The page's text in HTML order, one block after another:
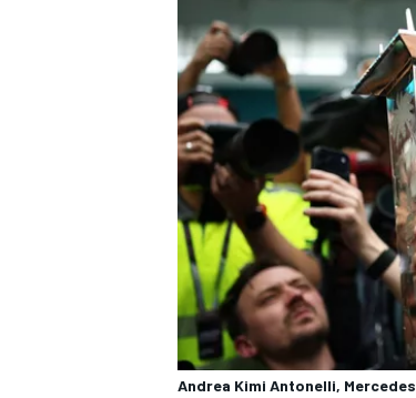
Andrea Kimi Antonelli, Mercedes